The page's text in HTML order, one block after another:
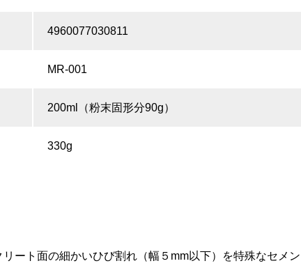
4960077030811
MR-001
200ml（粉末固形分90g）
330g
ート面の細かいひび割れ（幅５mm以下）を特殊なセメン